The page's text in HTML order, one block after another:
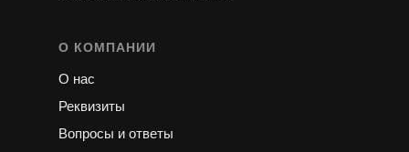
О КОМПАНИИ
О нас
Реквизиты
Вопросы и ответы